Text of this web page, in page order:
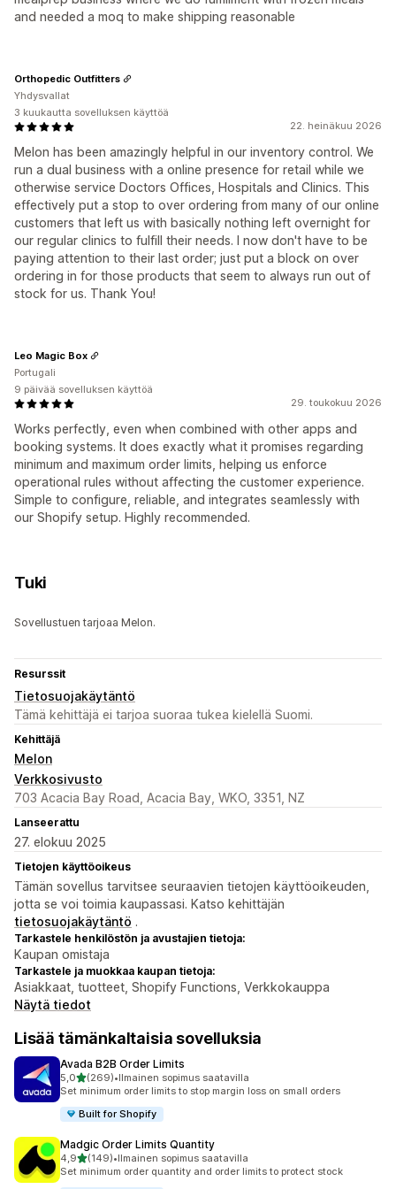
and needed a moq to make shipping reasonable
22. heinäkuu 2026
Melon has been amazingly helpful in our inventory control. We
run a dual business with a online presence for retail while we
otherwise service Doctors Offices, Hospitals and Clinics. This
effectively put a stop to over ordering from many of our online
customers that left us with basically nothing left overnight for
our regular clinics to fulfill their needs. I now don't have to be
paying attention to their last order; just put a block on over
ordering in for those products that seem to always run out of
stock for us. Thank You!
Orthopedic Outfitters
Yhdysvallat
3 kuukautta sovelluksen käyttöä
29. toukokuu 2026
Works perfectly, even when combined with other apps and
booking systems. It does exactly what it promises regarding
minimum and maximum order limits, helping us enforce
operational rules without affecting the customer experience.
Simple to configure, reliable, and integrates seamlessly with
our Shopify setup. Highly recommended.
Leo Magic Box
Portugali
9 päivää sovelluksen käyttöä
Tuki
Sovellustuen tarjoaa Melon.
Resurssit
Tietosuojakäytäntö
Tämä kehittäjä ei tarjoa suoraa tukea kielellä Suomi.
Kehittäjä
Melon
Verkkosivusto
703 Acacia Bay Road, Acacia Bay, WKO, 3351, NZ
Lanseerattu
27. elokuu 2025
Tietojen käyttöoikeus
Tämän sovellus tarvitsee seuraavien tietojen käyttöoikeuden,
jotta se voi toimia kaupassasi. Katso kehittäjän
tietosuojakäytäntö .
Tarkastele henkilöstön ja avustajien tietoja:
Kaupan omistaja
Tarkastele ja muokkaa kaupan tietoja:
Asiakkaat, tuotteet, Shopify Functions, Verkkokauppa
Näytä tiedot
Lisää tämänkaltaisia sovelluksia
Avada B2B Order Limits
5,0/ 5 tähteä
(269)
269 arvostelua yhteensä
•Ilmainen sopimus saatavilla
Set minimum order limits to stop margin loss on small orders
Built for Shopify
Madgic Order Limits Quantity
4,9/ 5 tähteä
(149)
149 arvostelua yhteensä
•Ilmainen sopimus saatavilla
Set minimum order quantity and order limits to protect stock